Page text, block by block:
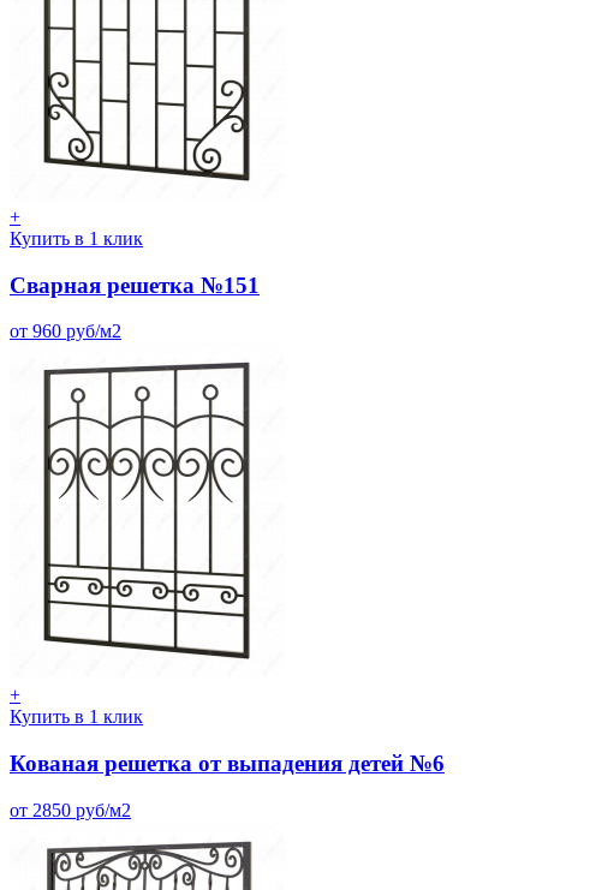
+
Купить в 1 клик
Сварная решетка №151
от 960 руб/м2
+
Купить в 1 клик
Кованая решетка от выпадения детей №6
от 2850 руб/м2